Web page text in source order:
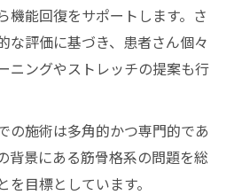
機能回復をサポートします。さ
な評価に基づき、患者さん個々
ニングやストレッチの提案も行
の施術は多角的かつ専門的であ
背景にある筋骨格系の問題を総
目標としています。